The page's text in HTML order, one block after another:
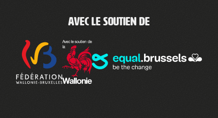
Avec le soutien de